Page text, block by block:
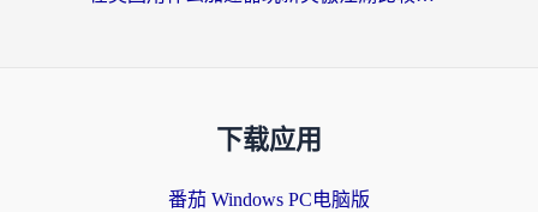
下载应用
番茄 Windows PC电脑版